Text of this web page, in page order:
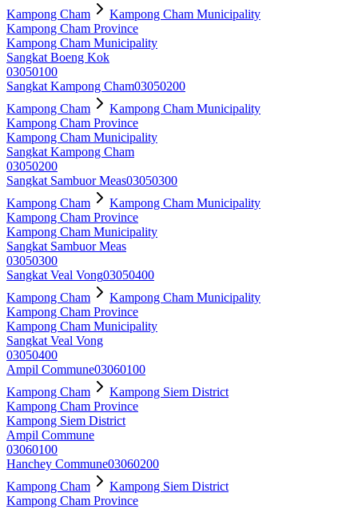
Kampong Cham
Kampong Cham Municipality
Kampong Cham Province
Kampong Cham Municipality
Sangkat Boeng Kok
03050100
Sangkat Kampong Cham03050200
Kampong Cham
Kampong Cham Municipality
Kampong Cham Province
Kampong Cham Municipality
Sangkat Kampong Cham
03050200
Sangkat Sambuor Meas03050300
Kampong Cham
Kampong Cham Municipality
Kampong Cham Province
Kampong Cham Municipality
Sangkat Sambuor Meas
03050300
Sangkat Veal Vong03050400
Kampong Cham
Kampong Cham Municipality
Kampong Cham Province
Kampong Cham Municipality
Sangkat Veal Vong
03050400
Ampil Commune03060100
Kampong Cham
Kampong Siem District
Kampong Cham Province
Kampong Siem District
Ampil Commune
03060100
Hanchey Commune03060200
Kampong Cham
Kampong Siem District
Kampong Cham Province